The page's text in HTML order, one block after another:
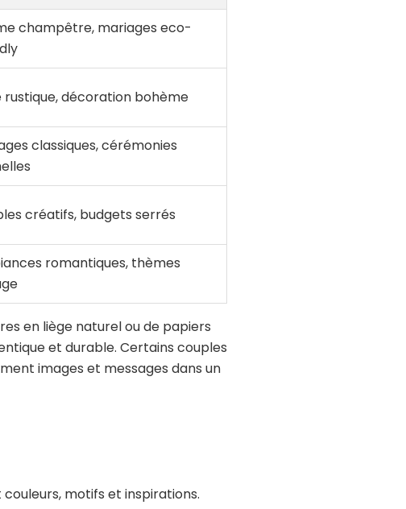
champêtre, mariages eco-
rustique, décoration bohème
classiques, cérémonies
créatifs, budgets serrés
romantiques, thèmes
en liège naturel ou de papiers
et durable. Certains couples
images et messages dans un
motifs et inspirations.